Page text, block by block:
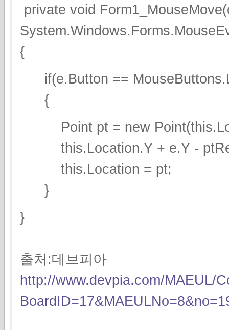
private void
{
if(e.Button ==
{
Point pt = new
this.Location.Y + e.Y -
this.Location = pt;
}
}
출처:데브피아
http://www.devpia.com/MAEUL/